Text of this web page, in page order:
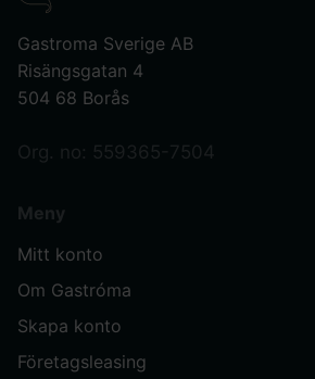
Gastroma Sverige AB
Risängsgatan 4
504 68 Borås
Org. no: 559365-7504
Meny
Mitt konto
Om Gastróma
Skapa konto
Företagsleasing